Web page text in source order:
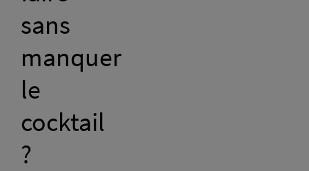
sans
manquer
le
cocktail
?